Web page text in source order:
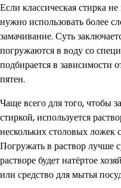
Если классическая стирка
нужно использовать более
замачивание. Суть
погружаются в воду со
подбирается в зависимости
пятен.
Чаще всего для того, чтобы
стиркой, используется
нескольких столовых ложек
Погружать в раствор лучше
растворе будет натёртое
или средство для мытья